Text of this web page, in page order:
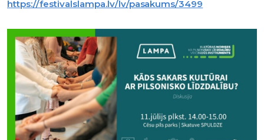
https://festivalslampa.lv/lv/pasakums/3499